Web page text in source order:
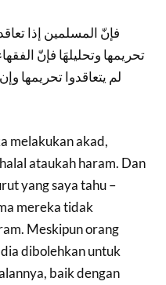
فإنّ المسلمين إذا
تحريمها وتحليلهَا فإنّ
لم يتعاقدوا تحريمها
melakukan akad,
ataukah haram. Dan
yang saya tahu –
mereka tidak
Meskipun orang
dibolehkan untuk
baik dengan